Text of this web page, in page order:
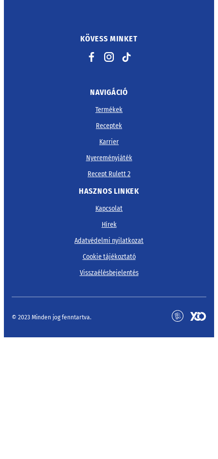
KÖVESS MINKET
Facebook Instagram TikTok
NAVIGÁCIÓ
Termékek
Receptek
Karrier
Nyereményjáték
Recept Rulett 2
HASZNOS LINKEK
Kapcsolat
Hírek
Adatvédelmi nyilatkozat
Cookie tájékoztató
Visszaélésbejelentés
© 2023 Minden jog fenntartva.